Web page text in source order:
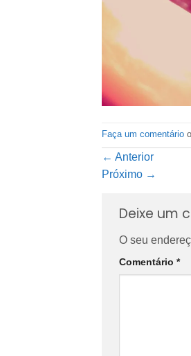
Faça um comentário
← Anterior
Próximo →
Deixe um
O seu
Comentário *